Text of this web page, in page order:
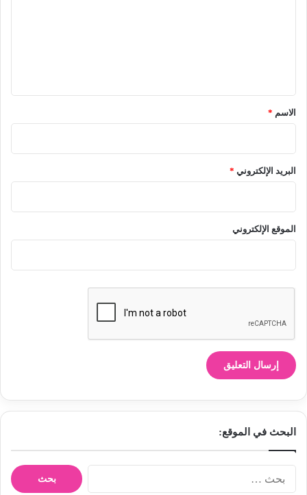
*
الاسم *
البريد الإلكتروني *
الموقع الإلكتروني
البحث في الموقع: